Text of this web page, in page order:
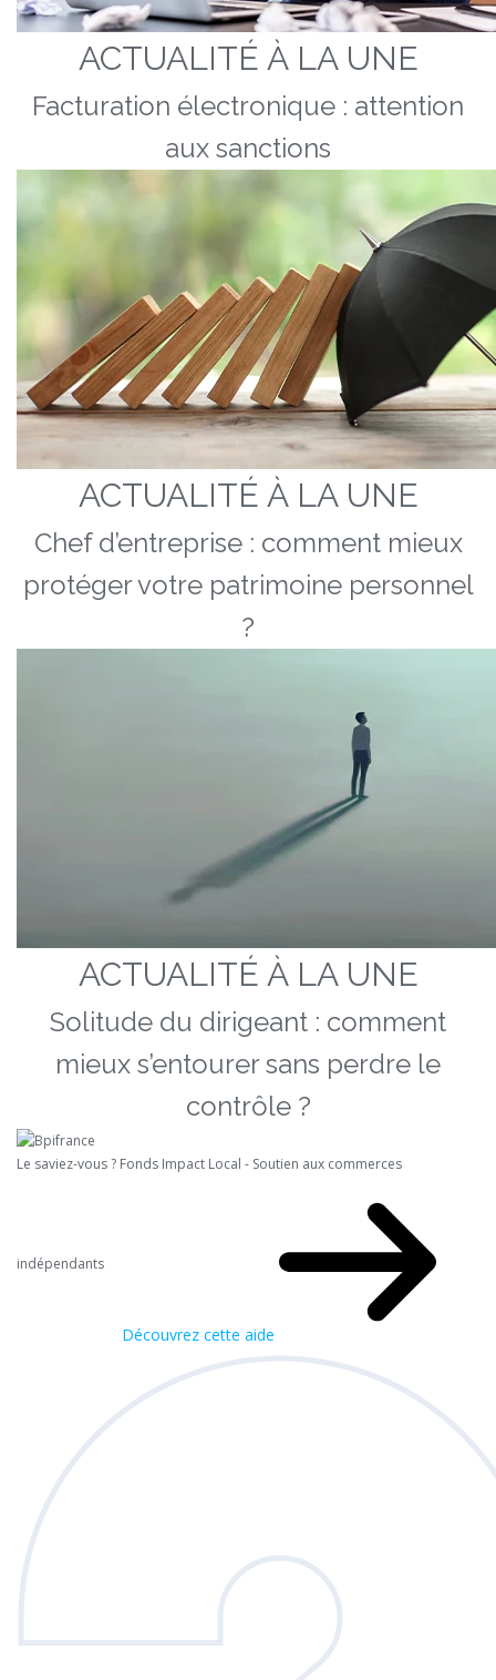
ACTUALITÉ À LA UNE
Facturation électronique : attention
aux sanctions
ACTUALITÉ À LA UNE
Chef d’entreprise : comment mieux
protéger votre patrimoine personnel
?
ACTUALITÉ À LA UNE
Solitude du dirigeant : comment
mieux s’entourer sans perdre le
contrôle ?
Le saviez-vous ? Fonds Impact Local - Soutien aux commerces
indépendants
Découvrez cette aide